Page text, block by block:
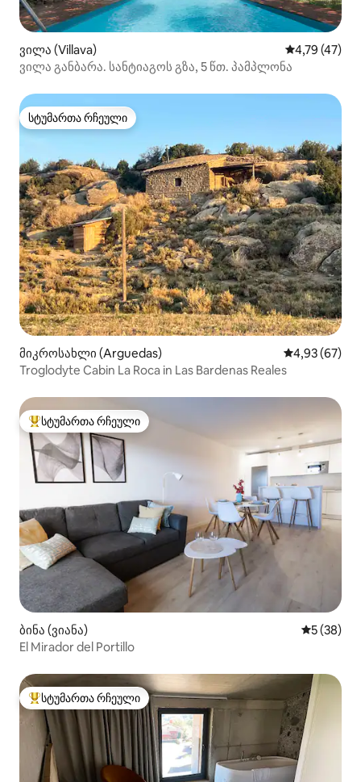
ვილა (Villava) საშუალო
4,79 (47)
ვილა განბარა. სანტიაგოს გზა, 5 წთ. პამპლონა
სტუმართა რჩეული
სტუმართა რჩეული
მიკროსახლი (Arguedas) საშუალო
4,93 (67)
Troglodyte Cabin La Roca in Las Bardenas Reales
სტუმართა რჩეული მოწინავე ვარიანტი
სტუმართა რჩეული
ბინა (ვიანა) საშუალო
5 (38)
El Mirador del Portillo
სტუმართა რჩეული მოწინავე ვარიანტი
სტუმართა რჩეული